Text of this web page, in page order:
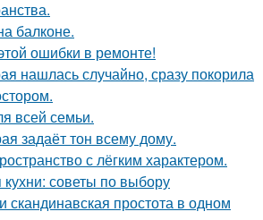
балконе.
ошибки в ремонте!
нашлась случайно, сразу покорила
всей семьи.
задаёт тон всему дому.
с лёгким характером.
советы по выбору
скандинавская простота в одном